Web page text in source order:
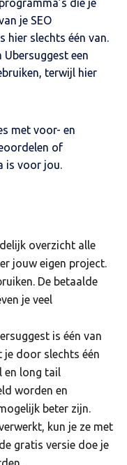
die je
je SEO
hier slechts één van.
een
terwijl hier
met voor- en
of
is voor jou.
overzicht alle
jouw eigen project.
De betaalde
je veel
is één van
je door slechts één
en long tail
worden en
beter zijn.
kun je ze met
gratis versie doe je